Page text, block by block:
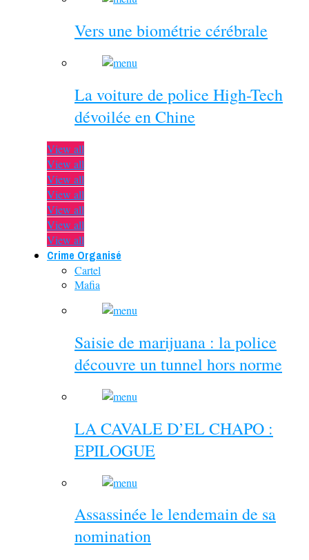
Vers une biométrie cérébrale
La voiture de police High-Tech
dévoilée en Chine
View all
View all
View all
View all
View all
View all
View all
Crime Organisé
Cartel
Mafia
Saisie de marijuana : la police
découvre un tunnel hors norme
LA CAVALE D’EL CHAPO :
EPILOGUE
Assassinée le lendemain de sa
nomination